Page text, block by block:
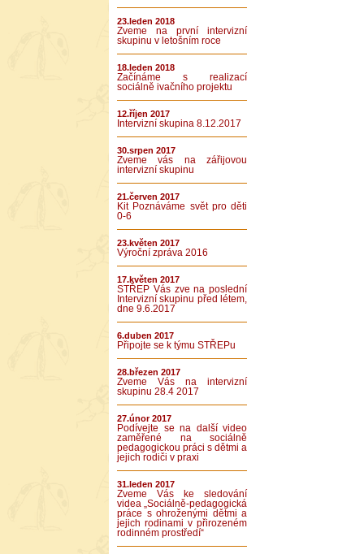
23.leden 2018
Zveme na první intervizní
skupinu v letošním roce
18.leden 2018
Začínáme s realizací
sociálně ivačního projektu
12.říjen 2017
Intervizní skupina 8.12.2017
30.srpen 2017
Zveme vás na zářijovou
intervizní skupinu
21.červen 2017
Kit Poznáváme svět pro děti
0-6
23.květen 2017
Výroční zpráva 2016
17.květen 2017
STŘEP Vás zve na poslední
Intervizní skupinu před létem,
dne 9.6.2017
6.duben 2017
Připojte se k týmu STŘEPu
28.březen 2017
Zveme Vás na intervizní
skupinu 28.4 2017
27.únor 2017
Podívejte se na další video
zaměřené na sociálně
pedagogickou práci s dětmi a
jejich rodiči v praxi
31.leden 2017
Zveme Vás ke sledování
videa „Sociálně-pedagogická
práce s ohroženými dětmi a
jejich rodinami v přirozeném
rodinném prostředí“